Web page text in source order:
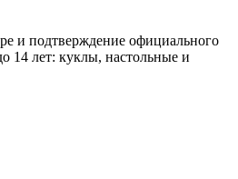
и подтверждение официального
14 лет: куклы, настольные и